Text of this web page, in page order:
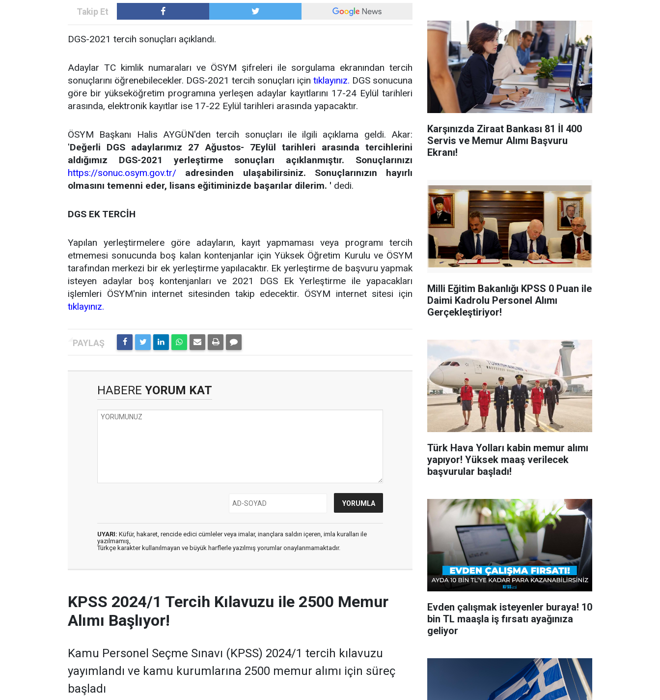
DGS-2021 tercih sonuçları açıklandı.
Adaylar TC kimlik numaraları ve ÖSYM şifreleri ile sorgulama ekranından tercih
sonuçlarını öğrenebilecekler. DGS-2021 tercih sonuçları için tıklayınız. DGS sonucuna
göre bir yükseköğretim programına yerleşen adaylar kayıtlarını 17-24 Eylül tarihleri
arasında, elektronik kayıtlar ise 17-22 Eylül tarihleri arasında yapacaktır.
ÖSYM Başkanı Halis AYGÜN'den tercih sonuçları ile ilgili açıklama geldi. Akar:
'Değerli DGS adaylarımız 27 Ağustos- 7Eylül tarihleri arasında tercihlerini
aldığımız DGS-2021 yerleştirme sonuçları açıklanmıştır. Sonuçlarınızı
https://sonuc.osym.gov.tr/
adresinden ulaşabilirsiniz. Sonuçlarınızın hayırlı
olmasını temenni eder, lisans eğitiminizde başarılar dilerim. ' dedi.
DGS EK TERCİH
Yapılan yerleştirmelere göre adayların, kayıt yapmaması veya programı tercih
etmemesi sonucunda boş kalan kontenjanlar için Yüksek Öğretim Kurulu ve ÖSYM
tarafından merkezi bir ek yerleştirme yapılacaktır. Ek yerleştirme de başvuru yapmak
isteyen adaylar boş kontenjanları ve 2021 DGS Ek Yerleştirme ile yapacakları
işlemleri ÖSYM'nin internet sitesinden takip edecektir. ÖSYM internet sitesi için
tıklayınız.
HABERE YORUM KAT
UYARI: Küfür, hakaret, rencide edici cümleler veya imalar, inançlara saldırı içeren, imla kuralları ile
yazılmamış,
Türkçe karakter kullanılmayan ve büyük harflerle yazılmış yorumlar onaylanmamaktadır.
KPSS 2024/1 Tercih Kılavuzu ile 2500 Memur
Alımı Başlıyor!
Kamu Personel Seçme Sınavı (KPSS) 2024/1 tercih kılavuzu
yayımlandı ve kamu kurumlarına 2500 memur alımı için süreç
başladı
Karşınızda Ziraat Bankası 81 İl 400
Servis ve Memur Alımı Başvuru
Ekranı!
Milli Eğitim Bakanlığı KPSS 0 Puan ile
Daimi Kadrolu Personel Alımı
Gerçekleştiriyor!
Türk Hava Yolları kabin memur alımı
yapıyor! Yüksek maaş verilecek
başvurular başladı!
Evden çalışmak isteyenler buraya! 10
bin TL maaşla iş fırsatı ayağınıza
geliyor